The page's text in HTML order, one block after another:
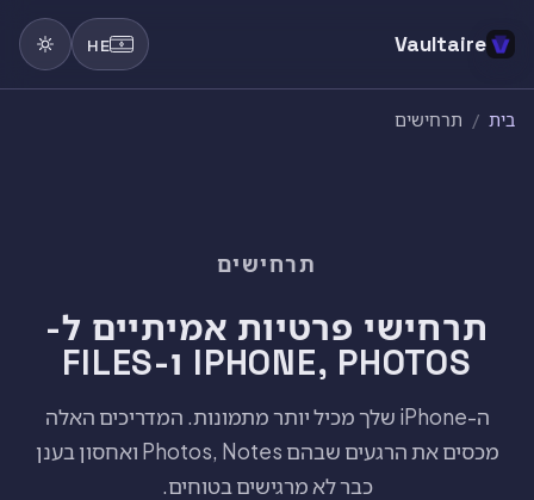
Vaultaire
HE
בית / תרחישים
תרחישים
תרחישי פרטיות אמיתיים ל-
IPHONE, PHOTOS ו-FILES
ה-iPhone שלך מכיל יותר מתמונות. המדריכים האלה
מכסים את הרגעים שבהם Photos, Notes ואחסון בענן
כבר לא מרגישים בטוחים.